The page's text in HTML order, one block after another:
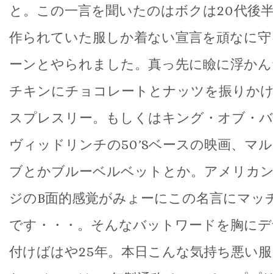
と。この一言を聞いたのはボクは20代後
作られていた服しか着ない宣言を頑なに
ーンとやられました。真っ先に瞼に浮か
チキンにチョコレートとナッツを振りか
スプレスリー。もしくはキング・オブ・
ヴィッドリンチの50’Sベースの映画、マ
ブとかブルーベルベットとか。アメリカ
ジのB面的感覚がみょーにこの名言にマッ
です・・・。そんなバットワードを胸に
付けばはや25年。本日こんな気持ち悪い